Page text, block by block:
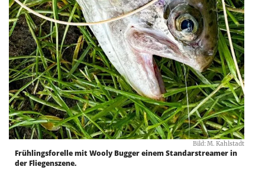
Bild: M. Kahlstadt
Frühlingsforelle mit Wooly Bugger einem Standarstreamer in
der Fliegenszene.